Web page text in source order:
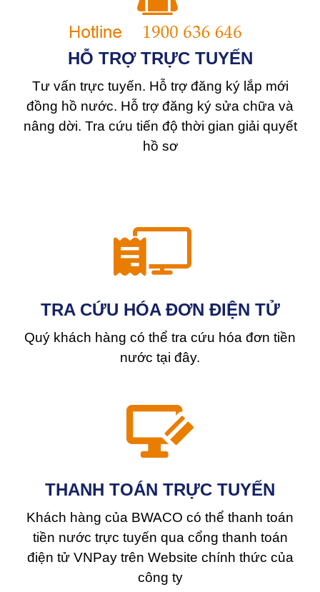
HỖ TRỢ TRỰC TUYẾN
Tư vấn trực tuyến. Hỗ trợ đăng ký lắp mới
đồng hồ nước. Hỗ trợ đăng ký sửa chữa và
nâng dời. Tra cứu tiến độ thời gian giải quyết
hồ sơ
TRA CỨU HÓA ĐƠN ĐIỆN TỬ
Quý khách hàng có thể tra cứu hóa đơn tiền
nước tại đây.
THANH TOÁN TRỰC TUYẾN
Khách hàng của BWACO có thể thanh toán
tiền nước trực tuyến qua cổng thanh toán
điện tử VNPay trên Website chính thức của
công ty